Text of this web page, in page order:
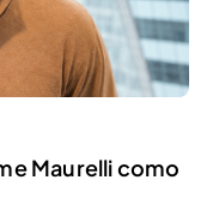
Maurelli como